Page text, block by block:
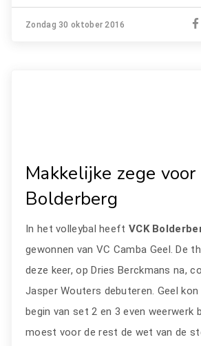
Zondag 30 oktober 2016
Makkelijke zege voor
Bolderberg
In het volleybal heeft VCK
gewonnen van VC Camba Geel. De
deze keer, op Dries Berckmans na,
Jasper Wouters debuteren. Geel kon
begin van set 2 en 3 even weerwerk
moest voor de rest de wet van de